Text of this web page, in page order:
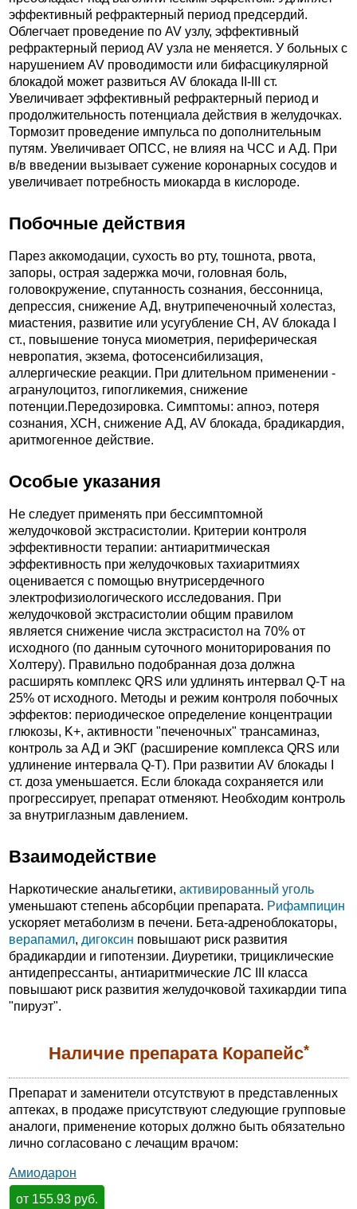
эффективный рефрактерный период предсердий.
Облегчает проведение по AV узлу, эффективный
рефрактерный период AV узла не меняется. У больных с
нарушением AV проводимости или бифасцикулярной
блокадой может развиться AV блокада II-III ст.
Увеличивает эффективный рефрактерный период и
продолжительность потенциала действия в желудочках.
Тормозит проведение импульса по дополнительным
путям. Увеличивает ОПСС, не влияя на ЧСС и АД. При
в/в введении вызывает сужение коронарных сосудов и
увеличивает потребность миокарда в кислороде.
Побочные действия
Парез аккомодации, сухость во рту, тошнота, рвота,
запоры, острая задержка мочи, головная боль,
головокружение, спутанность сознания, бессонница,
депрессия, снижение АД, внутрипеченочный холестаз,
миастения, развитие или усугубление СН, AV блокада I
ст., повышение тонуса миометрия, периферическая
невропатия, экзема, фотосенсибилизация,
аллергические реакции. При длительном применении -
агранулоцитоз, гипогликемия, снижение
потенции.Передозировка. Симптомы: апноэ, потеря
сознания, ХСН, снижение АД, AV блокада, брадикардия,
аритмогенное действие.
Особые указания
Не следует применять при бессимптомной
желудочковой экстрасистолии. Критерии контроля
эффективности терапии: антиаритмическая
эффективность при желудочковых тахиаритмиях
оценивается с помощью внутрисердечного
электрофизиологического исследования. При
желудочковой экстрасистолии общим правилом
является снижение числа экстрасистол на 70% от
исходного (по данным суточного мониторирования по
Холтеру). Правильно подобранная доза должна
расширять комплекс QRS или удлинять интервал Q-T на
25% от исходного. Методы и режим контроля побочных
эффектов: периодическое определение концентрации
глюкозы, K+, активности "печеночных" трансаминаз,
контроль за АД и ЭКГ (расширение комплекса QRS или
удлинение интервала Q-T). При развитии AV блокады I
ст. доза уменьшается. Если блокада сохраняется или
прогрессирует, препарат отменяют. Необходим контроль
за внутриглазным давлением.
Взаимодействие
Наркотические анальгетики, активированный уголь
уменьшают степень абсорбции препарата. Рифампицин
ускоряет метаболизм в печени. Бета-адреноблокаторы,
верапамил, дигоксин повышают риск развития
брадикардии и гипотензии. Диуретики, трициклические
антидепрессанты, антиаритмические ЛС III класса
повышают риск развития желудочковой тахикардии типа
"пируэт".
Наличие препарата Корапейс*
Препарат и заменители отсутствуют в представленных
аптеках, в продаже присутствуют следующие групповые
аналоги, применение которых должно быть обязательно
лично согласовано с лечащим врачом:
Амиодарон
от 155.93 руб.